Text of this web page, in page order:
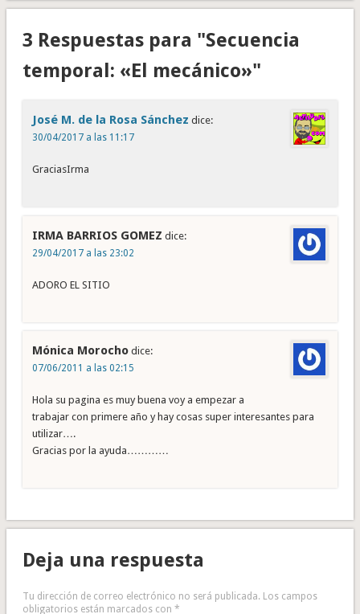
3 Respuestas para "Secuencia
temporal: «El mecánico»"
José M. de la Rosa Sánchez dice:
30/04/2017 a las 11:17
GraciasIrma
IRMA BARRIOS GOMEZ dice:
29/04/2017 a las 23:02
ADORO EL SITIO
Mónica Morocho dice:
07/06/2011 a las 02:15
Hola su pagina es muy buena voy a empezar a
trabajar con primere año y hay cosas super interesantes para
utilizar….
Gracias por la ayuda…………
Deja una respuesta
Tu dirección de correo electrónico no será publicada. Los campos
obligatorios están marcados con *